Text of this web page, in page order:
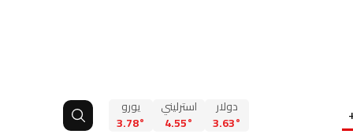
دولار
3.63°
استرليني
4.55°
يورو
3.78°